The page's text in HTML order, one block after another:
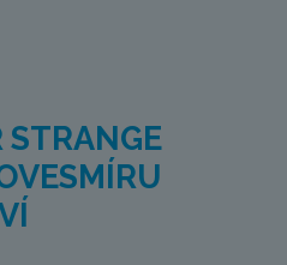
STRANGE